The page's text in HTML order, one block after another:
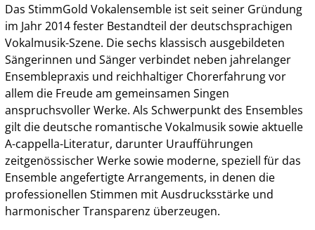
Das StimmGold Vokalensemble ist seit seiner Gründung
im Jahr 2014 fester Bestandteil der deutschsprachigen
Vokalmusik-Szene. Die sechs klassisch ausgebildeten
Sängerinnen und Sänger verbindet neben jahrelanger
Ensemblepraxis und reichhaltiger Chorerfahrung vor
allem die Freude am gemeinsamen Singen
anspruchsvoller Werke. Als Schwerpunkt des Ensembles
gilt die deutsche romantische Vokalmusik sowie aktuelle
A-cappella-Literatur, darunter Uraufführungen
zeitgenössischer Werke sowie moderne, speziell für das
Ensemble angefertigte Arrangements, in denen die
professionellen Stimmen mit Ausdrucksstärke und
harmonischer Transparenz überzeugen.